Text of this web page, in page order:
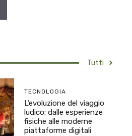
Tutti
TECNOLOGIA
L’evoluzione del viaggio
ludico: dalle esperienze
fisiche alle moderne
piattaforme digitali